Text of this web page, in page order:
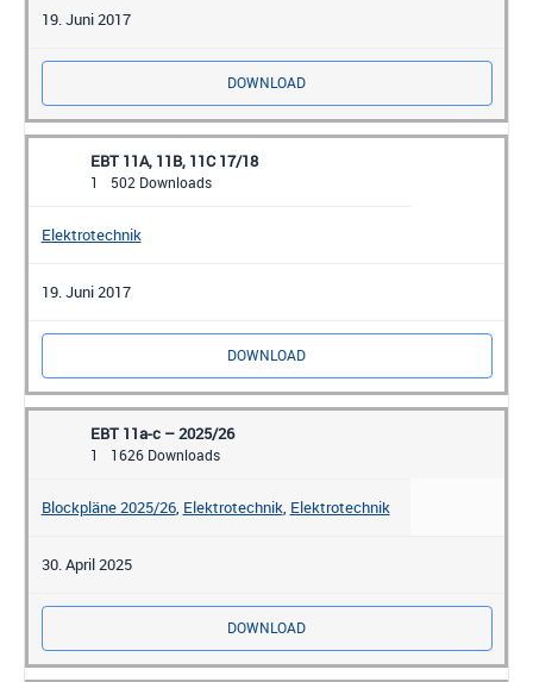
19. Juni 2017
DOWNLOAD
EBT 11A, 11B, 11C 17/18
1 502 Downloads
Elektrotechnik
19. Juni 2017
DOWNLOAD
EBT 11a-c – 2025/26
1 1626 Downloads
Blockpläne 2025/26, Elektrotechnik, Elektrotechnik
30. April 2025
DOWNLOAD